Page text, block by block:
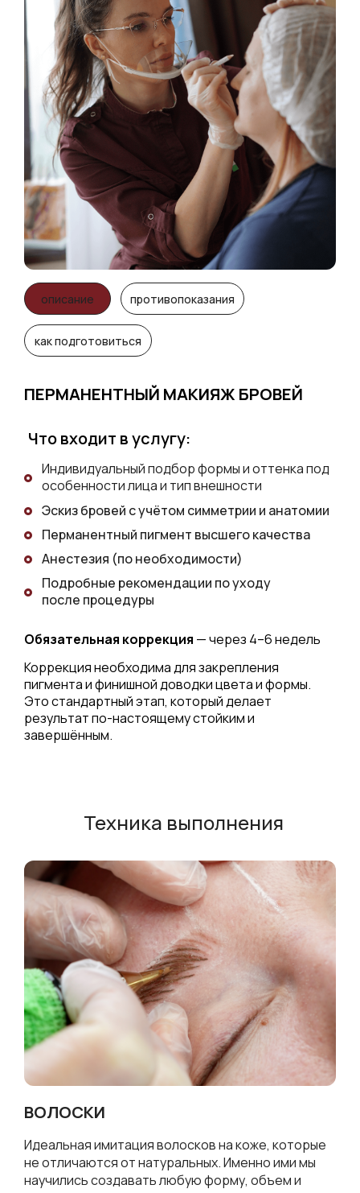
как подготовиться
противопоказания
описание
ПЕРМАНЕНТНЫЙ МАКИЯЖ БРОВЕЙ
Индивидуальный подбор формы и оттенка под
особенности лица и тип внешности
Эскиз бровей с учётом симметрии и анатомии
Перманентный пигмент высшего качества
Подробные рекомендации по уходу
после процедуры
Анестезия (по необходимости)
Что входит в услугу:
Коррекция необходима для закрепления
пигмента и финишной доводки цвета и формы.
Это стандартный этап, который делает
результат по-настоящему стойким и
завершённым.
Обязательная коррекция — через 4–6 недель
Техника выполнения
ВОЛОСКИ
Идеальная имитация волосков на коже, которые
не отличаются от натуральных. Именно ими мы
научились создавать любую форму, объем и